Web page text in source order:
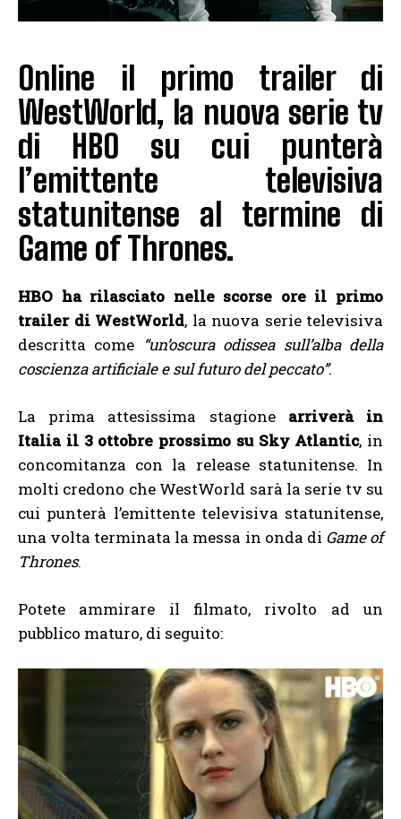
Online il primo trailer di
WestWorld, la nuova serie tv
di HBO su cui punterà
l’emittente televisiva
statunitense al termine di
Game of Thrones.
HBO ha rilasciato nelle scorse ore il primo
trailer di WestWorld, la nuova serie televisiva
descritta come “un’oscura odissea sull’alba della
coscienza artificiale e sul futuro del peccato”.
La prima attesissima stagione arriverà in
Italia il 3 ottobre prossimo su Sky Atlantic, in
concomitanza con la release statunitense. In
molti credono che WestWorld sarà la serie tv su
cui punterà l’emittente televisiva statunitense,
una volta terminata la messa in onda di Game of
Thrones.
Potete ammirare il filmato, rivolto ad un
pubblico maturo, di seguito: